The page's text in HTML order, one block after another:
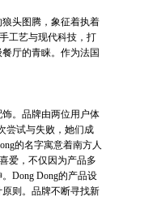
头图腾，象征着执着
工艺与现代科技，打
厅的青睐。作为法国
。品牌由两位用户体
尝试与失败，她们成
的名字寓意着南方人
爱，不仅因为产品多
Dong Dong的产品设
则。品牌不断寻找新